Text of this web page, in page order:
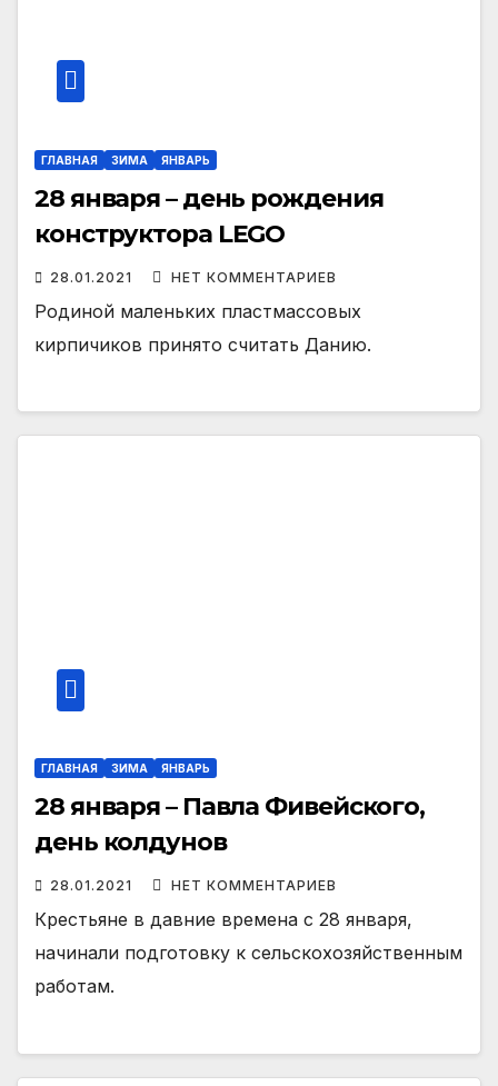
ГЛАВНАЯ ЗИМА ЯНВАРЬ
28 января – день рождения
конструктора LEGO
28.01.2021 НЕТ КОММЕНТАРИЕВ
Родиной маленьких пластмассовых
кирпичиков принято считать Данию.
ГЛАВНАЯ ЗИМА ЯНВАРЬ
28 января – Павла Фивейского,
день колдунов
28.01.2021 НЕТ КОММЕНТАРИЕВ
Крестьяне в давние времена с 28 января,
начинали подготовку к сельскохозяйственным
работам.